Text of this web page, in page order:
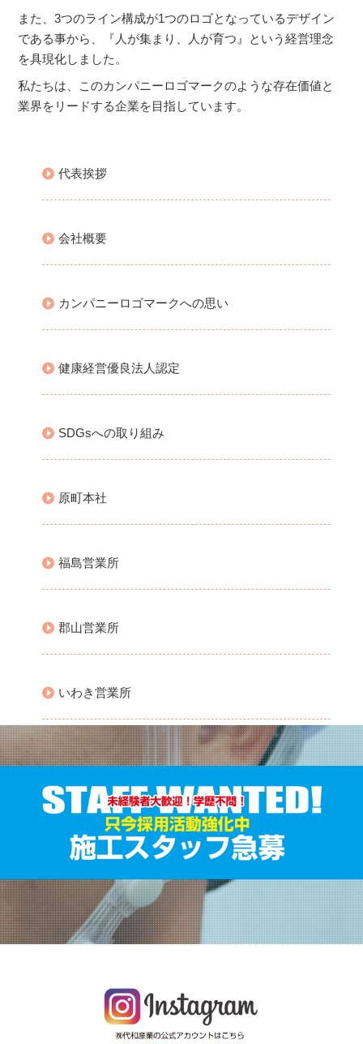
また、3つのライン構成が1つのロゴとなっているデザイン
である事から、『人が集まり、人が育つ』という経営理念
を具現化しました。
私たちは、このカンパニーロゴマークのような存在価値と
業界をリードする企業を目指しています。
代表挨拶
会社概要
カンパニーロゴマークへの思い
健康経営優良法人認定
SDGsへの取り組み
原町本社
福島営業所
郡山営業所
いわき営業所